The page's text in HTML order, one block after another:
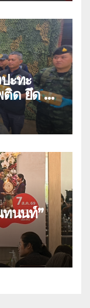
ะทะ
ติด ยึด 2
ทนนท์”
2026”
ราย ดัน
ยม